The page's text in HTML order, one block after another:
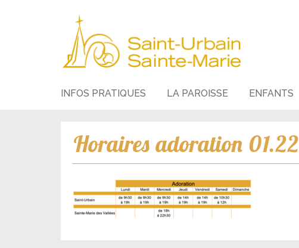
INFOS PRATIQUES LA PAROISSE ENFANTS
Horaires adoration 01.22